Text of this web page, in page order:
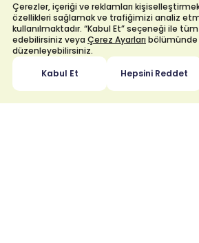
Çerezler, içeriği ve reklamları
özellikleri sağlamak ve trafiğimizi analiz
kullanılmaktadır. “Kabul Et” seçeneği ile
edebilirsiniz veya Çerez Ayarlarıbölümünde
düzenleyebilirsiniz.
Kabul Et
Hepsini Reddet
kullanılacaktır. Ayrıca kişisel
sunduğumuz hizmet kalitemizin
satış ve pazarlama faaliyetleri
profilleme/segmentasyon
çalışmalar kapsamında da
Veri Saklama ve Veri Güvenliği